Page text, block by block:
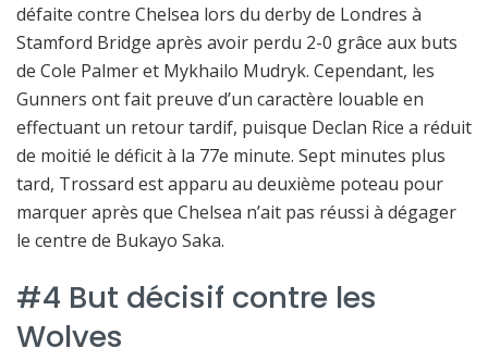
défaite contre Chelsea lors du derby de Londres à
Stamford Bridge après avoir perdu 2-0 grâce aux buts
de Cole Palmer et Mykhailo Mudryk. Cependant, les
Gunners ont fait preuve d’un caractère louable en
effectuant un retour tardif, puisque Declan Rice a réduit
de moitié le déficit à la 77e minute. Sept minutes plus
tard, Trossard est apparu au deuxième poteau pour
marquer après que Chelsea n’ait pas réussi à dégager
le centre de Bukayo Saka.
#4 But décisif contre les
Wolves